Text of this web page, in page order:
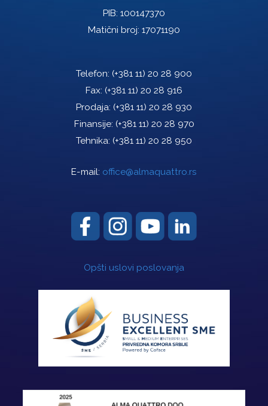
PIB: 100147370
Matični broj: 17071190
Telefon: (+381 11) 20 28 900
Fax: (+381 11) 20 28 916
Prodaja: (+381 11) 20 28 930
Finansije: (+381 11) 20 28 970
Tehnika: (+381 11) 20 28 950
E-mail: office@almaquattro.rs
Opšti uslovi poslovanja